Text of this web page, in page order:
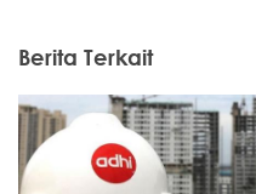
Berita Terkait